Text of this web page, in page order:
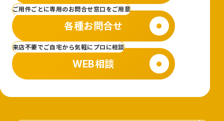
ご用件ごとに専用のお問合せ窓口をご用意
各種お問合せ
来店不要でご自宅から気軽にプロに相談
WEB相談